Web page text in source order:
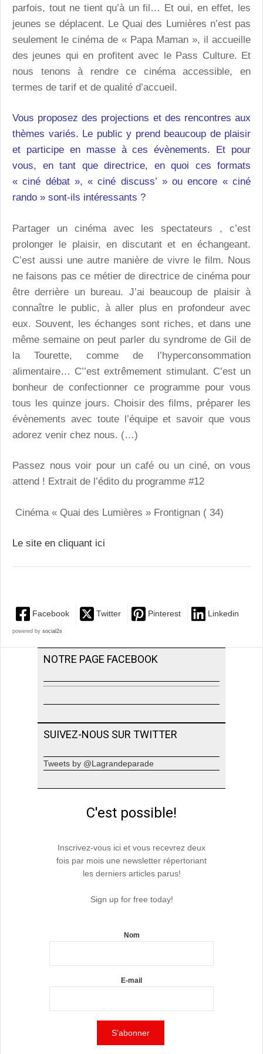
parfois, tout ne tient qu’à un fil… Et oui, en effet, les
jeunes se déplacent. Le Quai des Lumières n’est pas
seulement le cinéma de « Papa Maman », il accueille
des jeunes qui en profitent avec le Pass Culture. Et
nous tenons à rendre ce cinéma accessible, en
termes de tarif et de qualité d’accueil.
Vous proposez des projections et des rencontres aux
thèmes variés. Le public y prend beaucoup de plaisir
et participe en masse à ces évènements. Et pour
vous, en tant que directrice, en quoi ces formats
« ciné débat », « ciné discuss’ » ou encore « ciné
rando » sont-ils intéressants ?
Partager un cinéma avec les spectateurs , c’est
prolonger le plaisir, en discutant et en échangeant.
C’est aussi une autre manière de vivre le film. Nous
ne faisons pas ce métier de directrice de cinéma pour
être derrière un bureau. J’ai beaucoup de plaisir à
connaître le public, à aller plus en profondeur avec
eux. Souvent, les échanges sont riches, et dans une
même semaine on peut parler du syndrome de Gil de
la Tourette, comme de l’hyperconsommation
alimentaire… C’’est extrêmement stimulant. C’est un
bonheur de confectionner ce programme pour vous
tous les quinze jours. Choisir des films, préparer les
évènements avec toute l’équipe et savoir que vous
adorez venir chez nous. (…)
Passez nous voir pour un café ou un ciné, on vous
attend ! Extrait de l’édito du programme #12
Cinéma « Quai des Lumières » Frontignan ( 34)
Le site en cliquant ici
Facebook Twitter Pinterest Linkedin
powered by social2s
NOTRE PAGE FACEBOOK
SUIVEZ-NOUS SUR TWITTER
Tweets by @Lagrandeparade
C'est possible!
Inscrivez-vous ici et vous recevrez deux
fois par mois une newsletter répertoriant
les derniers articles parus!
Sign up for free today!
Nom
E-mail